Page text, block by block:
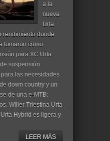
a la
nueva
Urta
rendimiento donde
tomaron como
para XC Urta
suspensión
las necesidades
down country y un
de una e-MTB:
Wilier Triestina Urta
Hybrid es ligera y
LEER MÁS